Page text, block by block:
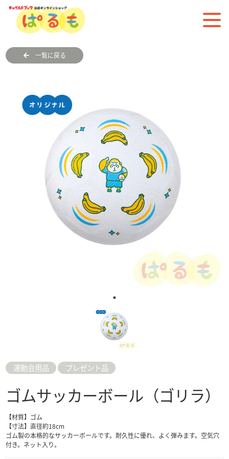
一覧に戻る
運動会用品 プレゼント品
ゴムサッカーボール（ゴリラ）
【材質】ゴム
【寸法】直径約18cm
ゴム製の本格的なサッカーボールです。耐久性に優れ、よく弾みます。空気穴
付き。ネット入り。